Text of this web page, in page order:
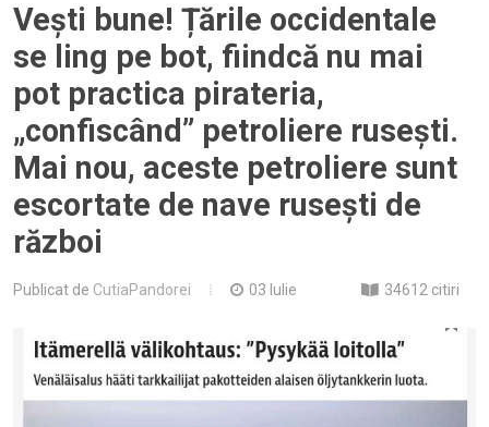
Vești bune! Țările occidentale
se ling pe bot, fiindcă nu mai
pot practica pirateria,
„confiscând” petroliere rusești.
Mai nou, aceste petroliere sunt
escortate de nave rusești de
război
Publicat de CutiaPandorei 03 Iulie 34612 citiri